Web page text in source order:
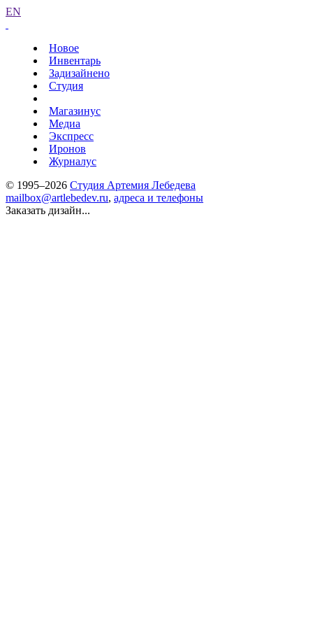
EN
Новое
Инвентарь
Задизайнено
Студия
Магазинус
Медиа
Экспресс
Иронов
Журналус
© 1995–2026 Студия Артемия Лебедева
mailbox@artlebedev.ru, адреса и телефоны
Заказать дизайн...